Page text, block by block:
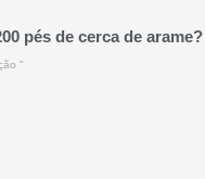
pés de cerca de arame?
"